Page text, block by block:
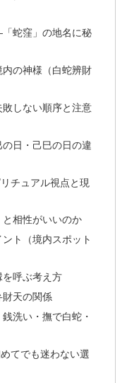
蛇窪」の地名に秘
の神様（白蛇辨財
しない順序と注意
日・己巳の日の違
チュアル視点と現
相性がいいのか
ト（境内スポット
呼ぶ考え方
天の関係
洗い・撫で白蛇・
てでも迷わない選